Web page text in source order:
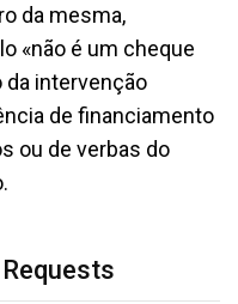
da mesma,
«não é um cheque
da intervenção
de financiamento
ou de verbas do